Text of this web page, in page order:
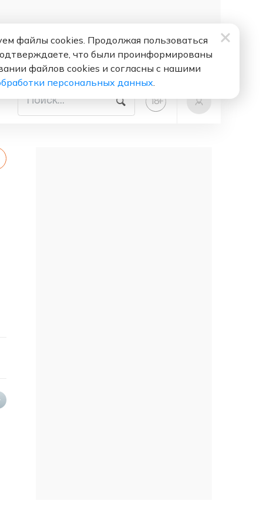
18+
файлы cookies. Продолжая пользоваться
что были проинформированы
файлов cookies и согласны с нашими
персональных данных.